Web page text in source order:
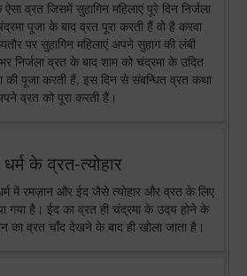
ऐसा व्रत जिसमें सुहागिन महिलाएं पूरे दिन निर्जला
पूजा के बाद व्रत पूरा करती हैं वो है करवा
पर सुहागिन महिलाएं अपने सुहाग की लंबी
निर्जला व्रत के बाद शाम को चंद्रमा के उदित
की पूजा करती हैं, इस दिन से संबन्धित व्रत कथा
व्रत को पूरा करती हैं।
के व्रत-त्योहार
में रमज़ान और ईद जैसे त्योहार और व्रत के लिए
गया है। ईद का व्रत ही चंद्रमा के उदय होने के
का व्रत चाँद देखने के बाद ही खोला जाता है।